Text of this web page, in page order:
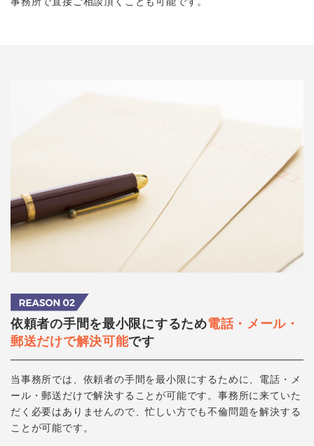
依頼者の手間を最小限にするため電話・メール・
郵送だけで解決可能です
当事務所では、依頼者の手間を最小限にするために、電話・メ
ール・郵送だけで解決することが可能です。事務所に来ていた
だく必要はありませんので、忙しい方でも不倫問題を解決する
ことが可能です。